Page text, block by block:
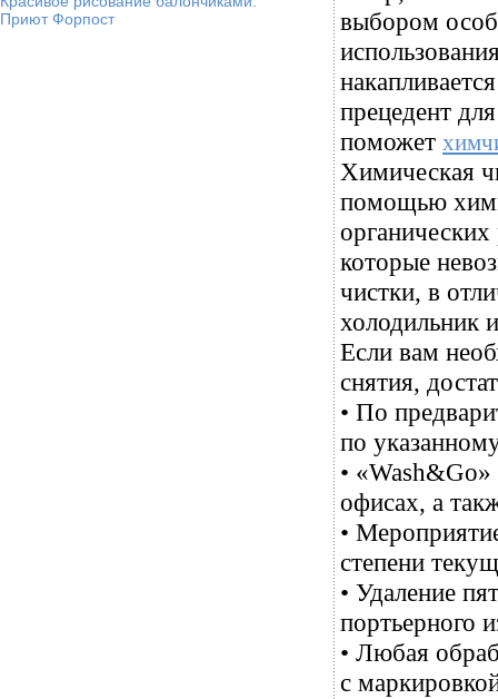
Приют Форпост
выбором
прецедент
поможет
Химическая
помощью
которые
чистки, в
холодильник
Если вам
снятия,
• По
по
• «Wash&Go»
офисах, а
•
степени
• Удаление
портьерного
• Любая
с